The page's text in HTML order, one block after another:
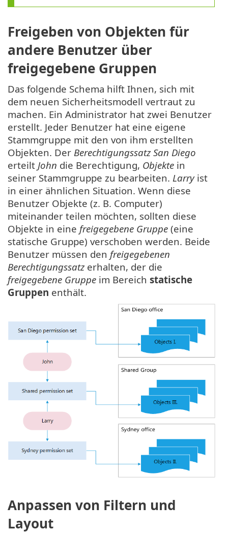
Freigeben von Objekten für
andere Benutzer über
freigegebene Gruppen
Das folgende Schema hilft Ihnen, sich mit
dem neuen Sicherheitsmodell vertraut zu
machen. Ein Administrator hat zwei Benutzer
erstellt. Jeder Benutzer hat eine eigene
Stammgruppe mit den von ihm erstellten
Objekten. Der Berechtigungssatz San Diego
erteilt John die Berechtigung, Objekte in
seiner Stammgruppe zu bearbeiten. Larryist
in einer ähnlichen Situation. Wenn diese
Benutzer Objekte (z. B. Computer)
miteinander teilen möchten, sollten diese
Objekte in eine freigegebene Gruppe (eine
statische Gruppe) verschoben werden. Beide
Benutzer müssen den freigegebenen
Berechtigungssatz erhalten, der die
freigegebene Gruppe im Bereich statische
Gruppen enthält.
Anpassen von Filtern und
Layout